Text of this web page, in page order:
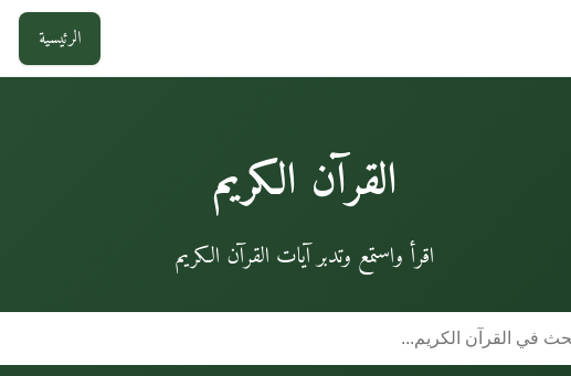
الرئيسية
القرآن الكريم
اقرأ واستمع وتدبر آيات القرآن الكريم